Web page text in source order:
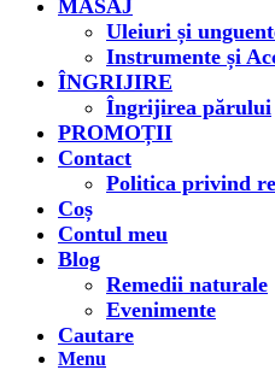
MASAJ
Uleiuri și
Instrumente și
ÎNGRIJIRE
Îngrijirea părului
PROMOȚII
Contact
Politica privind
Coș
Contul meu
Blog
Remedii naturale
Evenimente
Cautare
Menu